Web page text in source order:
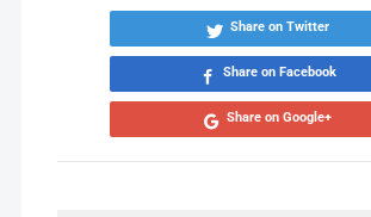
Share on Twitter
Share on Facebook
Share on Google+